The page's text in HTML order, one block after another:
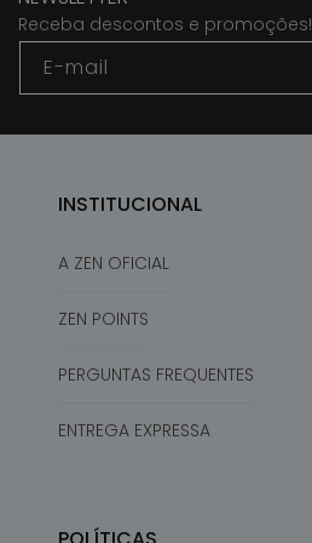
Receba descontos e promoções!
E-mail
INSTITUCIONAL
A ZEN OFICIAL
ZEN POINTS
PERGUNTAS FREQUENTES
ENTREGA EXPRESSA